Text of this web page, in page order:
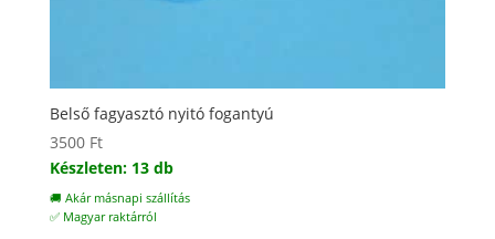
Belső fagyasztó nyitó fogantyú
3500 Ft
Készleten: 13 db
🚚 Akár másnapi szállítás
✅ Magyar raktárról